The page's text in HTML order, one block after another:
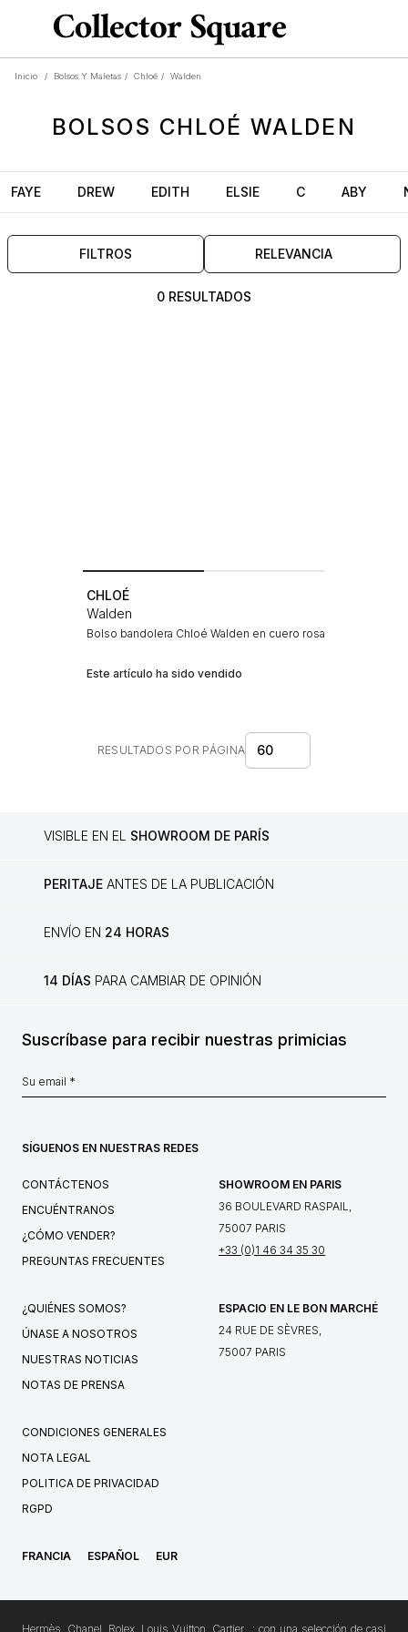
Inicio / Bolsos Y Maletas / Chloé / Walden
BOLSOS CHLOÉ WALDEN
FAYE DREW EDITH ELSIE C ABY
FILTROS RELEVANCIA
0 RESULTADOS
CHLOÉ
Walden
Bolso bandolera Chloé Walden en cuero rosa
Este artículo ha sido vendido
RESULTADOS POR PÁGINA 60
VISIBLE EN EL SHOWROOM DE PARÍS
PERITAJE ANTES DE LA PUBLICACIÓN
ENVÍO EN 24 HORAS
14 DÍAS PARA CAMBIAR DE OPINIÓN
Suscríbase para recibir nuestras primicias
SÍGUENOS EN NUESTRAS REDES
CONTÁCTENOS
ENCUÉNTRANOS
¿CÓMO VENDER?
PREGUNTAS FRECUENTES
SHOWROOM EN PARIS
36 BOULEVARD RASPAIL,
75007 PARIS
+33 (0)1 46 34 35 30
¿QUIÉNES SOMOS?
ÚNASE A NOSOTROS
NUESTRAS NOTICIAS
NOTAS DE PRENSA
ESPACIO EN LE BON MARCHÉ
24 RUE DE SÈVRES,
75007 PARIS
CONDICIONES GENERALES
NOTA LEGAL
POLITICA DE PRIVACIDAD
RGPD
FRANCIA ESPAÑOL EUR
Hermès, Chanel, Rolex, Louis Vuitton, Cartier…: con una selección de casi